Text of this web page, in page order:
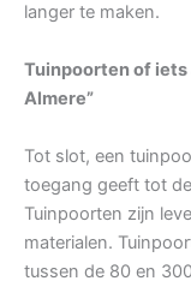
langer te maken.
Tuinpoorten of
Almere”
Tot slot, een
toegang geeft tot
Tuinpoorten zijn
materialen.
tussen de 80 en